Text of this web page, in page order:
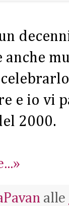
e io vi
2000.
alle